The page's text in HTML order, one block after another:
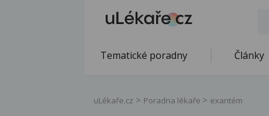
Tematické poradny Články
uLékaře.cz Poradna lékaře exantém